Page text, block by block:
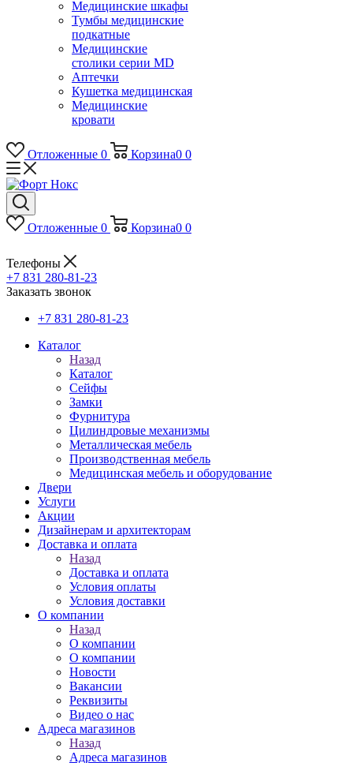
Медицинские шкафы
Тумбы медицинские
подкатные
Медицинские
столики серии MD
Аптечки
Кушетка медицинская
Медицинские
кровати
Отложенные 0 Корзина0 0
Отложенные 0 Корзина0 0
Телефоны
+7 831 280-81-23
Заказать звонок
+7 831 280-81-23
Каталог
Назад
Каталог
Сейфы
Замки
Фурнитура
Цилиндровые механизмы
Металлическая мебель
Производственная мебель
Медицинская мебель и оборудование
Двери
Услуги
Акции
Дизайнерам и архитекторам
Доставка и оплата
Назад
Доставка и оплата
Условия оплаты
Условия доставки
О компании
Назад
О компании
О компании
Новости
Вакансии
Реквизиты
Видео о нас
Адреса магазинов
Назад
Адреса магазинов